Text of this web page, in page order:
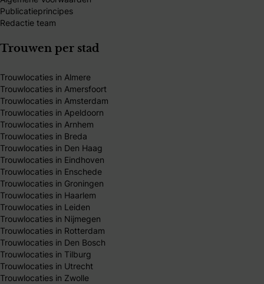
Publicatieprincipes
Redactie team
Trouwen per stad
Trouwlocaties in Almere
Trouwlocaties in Amersfoort
Trouwlocaties in Amsterdam
Trouwlocaties in Apeldoorn
Trouwlocaties in Arnhem
Trouwlocaties in Breda
Trouwlocaties in Den Haag
Trouwlocaties in Eindhoven
Trouwlocaties in Enschede
Trouwlocaties in Groningen
Trouwlocaties in Haarlem
Trouwlocaties in Leiden
Trouwlocaties in Nijmegen
Trouwlocaties in Rotterdam
Trouwlocaties in Den Bosch
Trouwlocaties in Tilburg
Trouwlocaties in Utrecht
Trouwlocaties in Zwolle